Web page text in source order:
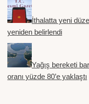
İthalatta yeni
yeniden belirlendi
Yağış bereketi
oranı yüzde 80’e yaklaştı